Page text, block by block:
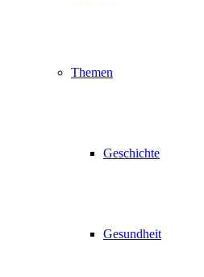
Themen
Geschichte
Gesundheit